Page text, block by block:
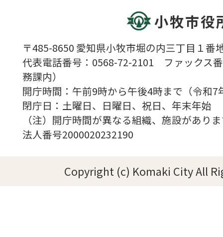
小牧市役
〒485-8650 愛知県小牧市堀の内三丁目１番
代表電話番号：0568-72-2101 ファックス
務課内）
開庁時間：午前9時から午後4時まで（令
閉庁日：土曜日、日曜日、祝日、年末年始
（注）開庁時間が異なる組織、施設があり
法人番号2000020232190
Copyright (c) Komaki City All